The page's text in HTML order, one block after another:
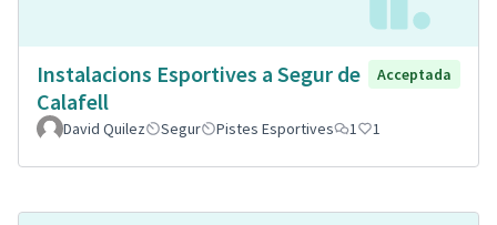
Instalacions Esportives a Segur de
Calafell
Acceptada
David Quilez Segur Pistes Esportives 1 1